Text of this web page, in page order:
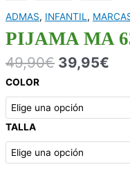
ADMAS, INFANTIL ,
PIJAMA MA
49,90€ 39,95€
COLOR
TALLA